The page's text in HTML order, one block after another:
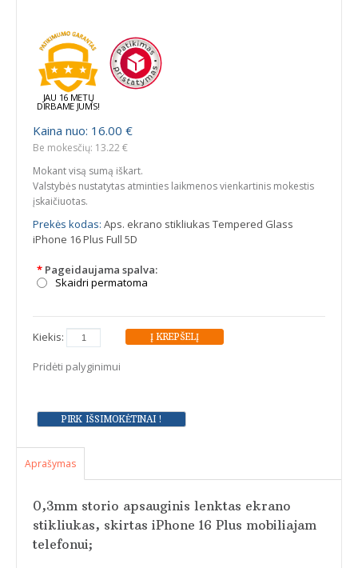
JAU 16 METŲ
DIRBAME JUMS!
Kaina nuo: 16.00 €
Be mokesčių: 13.22 €
Mokant visą sumą iškart.
Valstybės nustatytas atminties laikmenos vienkartinis mokestis
įskaičiuotas.
Prekės kodas: Aps. ekrano stikliukas Tempered Glass
iPhone 16 Plus Full 5D
* Pageidaujama spalva:
Skaidri permatoma
Kiekis:
Pridėti palyginimui
Aprašymas
0,3mm storio apsauginis lenktas ekrano
stikliukas, skirtas iPhone 16 Plus mobiliajam
telefonui;